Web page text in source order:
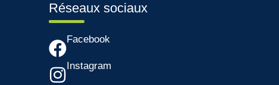
Réseaux sociaux
Facebook
Instagram